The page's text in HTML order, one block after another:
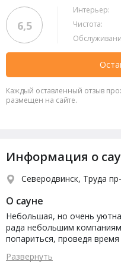
6,5
Интерьер:
Чистота:
Каждый оставленный отзыв
размещен на сайте.
Информация о
Северодвинск, Труда
О сауне
Небольшая, но очень
рада небольшим
попариться, проведя
Развернуть